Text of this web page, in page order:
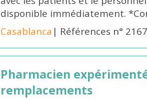
disponible immédiatement.
Casablanca | Références n°
Pharmacien
remplacements